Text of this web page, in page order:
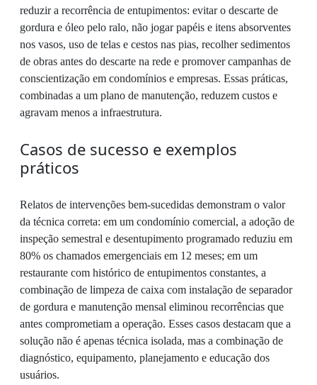
reduzir a recorrência de entupimentos: evitar o descarte de
gordura e óleo pelo ralo, não jogar papéis e itens absorventes
nos vasos, uso de telas e cestos nas pias, recolher sedimentos
de obras antes do descarte na rede e promover campanhas de
conscientização em condomínios e empresas. Essas práticas,
combinadas a um plano de manutenção, reduzem custos e
agravam menos a infraestrutura.
Casos de sucesso e exemplos
práticos
Relatos de intervenções bem-sucedidas demonstram o valor
da técnica correta: em um condomínio comercial, a adoção de
inspeção semestral e desentupimento programado reduziu em
80% os chamados emergenciais em 12 meses; em um
restaurante com histórico de entupimentos constantes, a
combinação de limpeza de caixa com instalação de separador
de gordura e manutenção mensal eliminou recorrências que
antes comprometiam a operação. Esses casos destacam que a
solução não é apenas técnica isolada, mas a combinação de
diagnóstico, equipamento, planejamento e educação dos
usuários.